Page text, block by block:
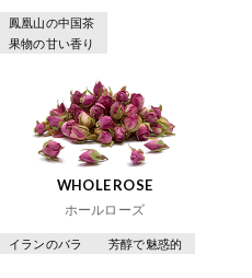
鳳凰山の中国茶
果物の甘い香り
WHOLE ROSE
ホールローズ
イランのバラ 芳醇で魅惑的